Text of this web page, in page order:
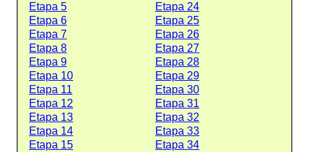
Etapa 5
Etapa 24
Etapa 6
Etapa 25
Etapa 7
Etapa 26
Etapa 8
Etapa 27
Etapa 9
Etapa 28
Etapa 10
Etapa 29
Etapa 11
Etapa 30
Etapa 12
Etapa 31
Etapa 13
Etapa 32
Etapa 14
Etapa 33
Etapa 15
Etapa 34